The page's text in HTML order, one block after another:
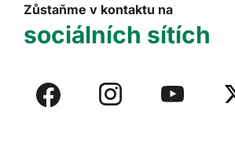
Zůstaňme v kontaktu na
sociálních sítích